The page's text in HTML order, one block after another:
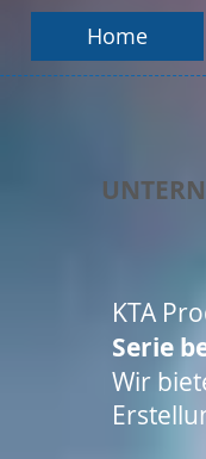
Home
KTA
Serie
Wir